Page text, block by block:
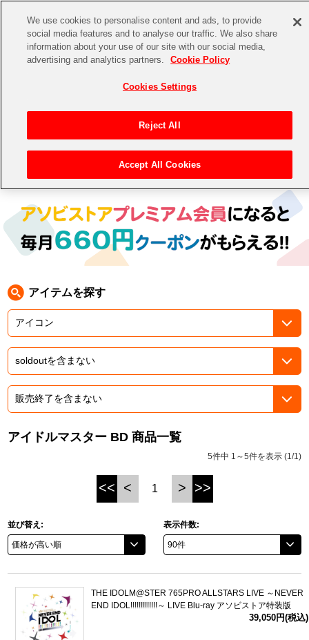
CHANNEL STORE EVENT
ゲーム 電子書籍
その他先行受付
アイドルマスターシリーズ
アイドルマスター
アイドルマスター ミリオンライブ！
アイドルマスター SideM
プロジェクトアイマス ヴイアライヴ
テイルズ オブ シリーズ
電音部
鉄拳
パックマン
ナムコクラシック
スサノオマジック
ガンダムシリーズ
イベントグッズ
トイ・ホビー
>BD> アイドルマスター BD
アイテムを探す
アイドルマスター BD 商品一覧
5件中 1～5件を表示 (1/1)
<< < 1 > >>
並び替え: 表示件数:
THE IDOLM@STER 765PRO ALLSTARS LIVE ～NEVER
END IDOL!!!!!!!!!!!!!～ LIVE Blu-ray アソビストア特装版
39,050円(税込)
We use cookies to personalise content and ads, to provide
social media features and to analyse our traffic. We also share
information about your use of our site with our social media,
advertising and analytics partners.
Cookie Policy
Cookies Settings
Reject All
Accept All Cookies